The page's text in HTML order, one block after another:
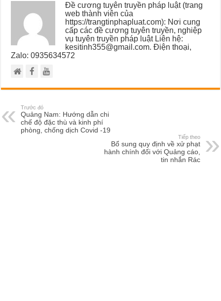
Đề cương tuyên truyền pháp luật (trang
web thành viên của
https://trangtinphapluat.com): Nơi cung
cấp các đề cương tuyên truyền, nghiệp
vụ tuyên truyền pháp luật Liên hệ:
kesitinh355@gmail.com. Điện thoại,
Zalo: 0935634572
Trước đó
Quảng Nam: Hướng dẫn chi
chế độ đặc thù và kinh phí
phòng, chống dịch Covid -19
Tiếp theo
Bổ sung quy định về xử phạt
hành chính đối với Quảng cáo,
tin nhắn Rác